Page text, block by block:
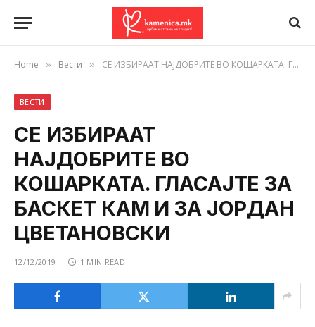
Home » Вести » СЕ ИЗБИРААТ НАЈДОБРИТЕ ВО КОШАРКАТА. ГЛАСАЈТЕ ЗА БАСКЕТ КАМ И ЗА ЈОРДАН ЦВЕТАНОВСКИ
ВЕСТИ
СЕ ИЗБИРААТ
НАЈДОБРИТЕ ВО
КОШАРКАТА. ГЛАСАЈТЕ ЗА
БАСКЕТ КАМ И ЗА ЈОРДАН
ЦВЕТАНОВСКИ
12/12/2019 1 MIN READ